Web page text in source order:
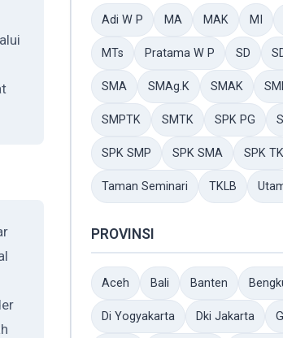
Adi W P MA MAK MI
MTs Pratama W P SD
SMA SMAg.K SMAK
SMPTK SMTK SPK PG
SPK SMP SPK SMA SPK TK
Taman Seminari TKLB
PROVINSI
Aceh Bali Banten
Di Yogyakarta Dki Jakarta